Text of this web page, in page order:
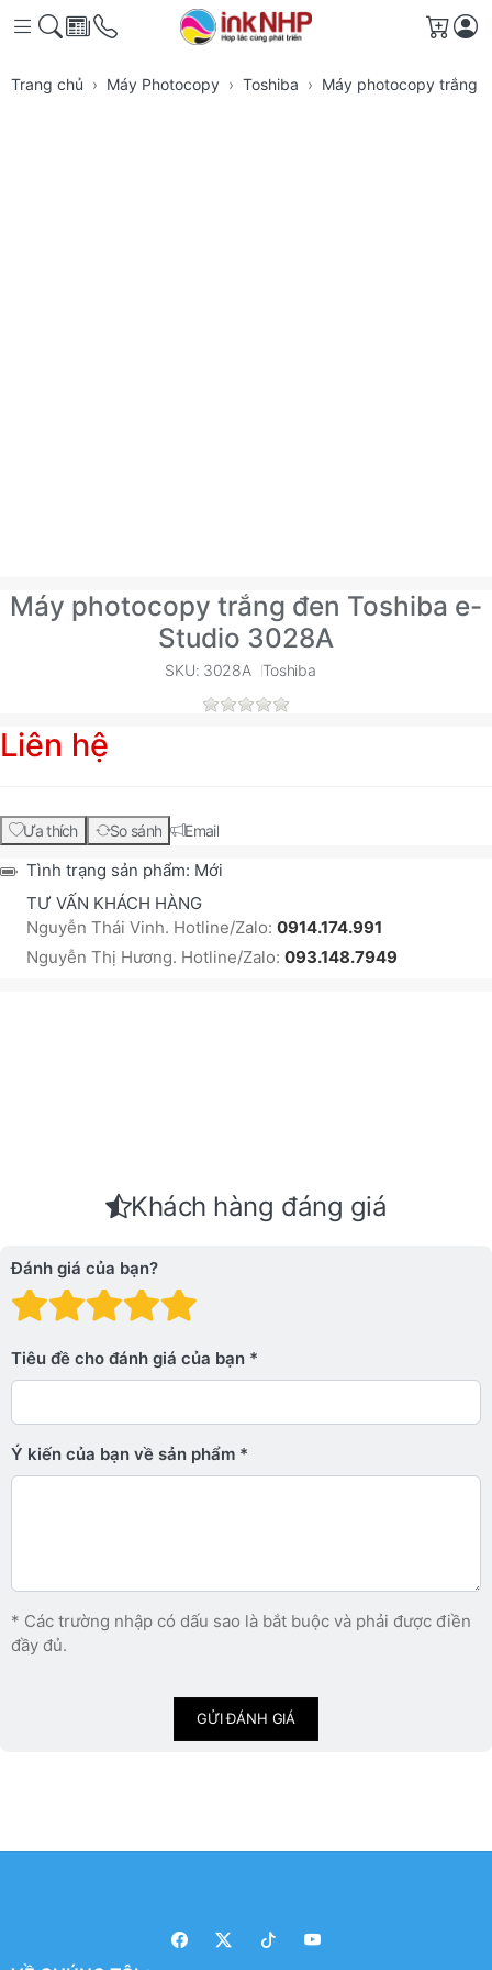
Giỏ
Trang chủ Máy Photocopy Toshiba Máy photocopy trắng
Máy photocopy trắng đen Toshiba e-
Studio 3028A
SKU: 3028A Toshiba
Liên hệ
Ưa thích So sánh Email
Tình trạng sản phẩm: Mới
TƯ VẤN KHÁCH HÀNG
Nguyễn Thái Vinh. Hotline/Zalo: 0914.174.991
Nguyễn Thị Hương. Hotline/Zalo: 093.148.7949
Khách hàng đáng giá
Đánh giá của bạn?
Đánh giá: 4 trên 5
Đánh giá: 3 trên 5 sao.
Đánh giá: 2 trên 5 sao.
Đánh giá: 1 trên 5 sao. Xấu
Tiêu đề cho đánh giá của bạn
Ý kiến ​​của bạn về sản phẩm
* Các trường nhập có dấu sao là bắt buộc và phải được điền
đầy đủ.
GỬI ĐÁNH GIÁ